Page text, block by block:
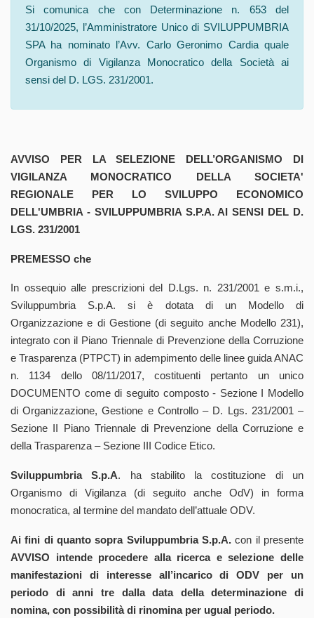
Si comunica che con Determinazione n. 653 del
31/10/2025, l’Amministratore Unico di SVILUPPUMBRIA
SPA ha nominato l’Avv. Carlo Geronimo Cardia quale
Organismo di Vigilanza Monocratico della Società ai
sensi del D. LGS. 231/2001.
AVVISO PER LA SELEZIONE DELL’ORGANISMO DI
VIGILANZA MONOCRATICO DELLA SOCIETA'
REGIONALE PER LO SVILUPPO ECONOMICO
DELL'UMBRIA - SVILUPPUMBRIA S.P.A. AI SENSI DEL D.
LGS. 231/2001
PREMESSO che
In ossequio alle prescrizioni del D.Lgs. n. 231/2001 e s.m.i.,
Sviluppumbria S.p.A. si è dotata di un Modello di
Organizzazione e di Gestione (di seguito anche Modello 231),
integrato con il Piano Triennale di Prevenzione della Corruzione
e Trasparenza (PTPCT) in adempimento delle linee guida ANAC
n. 1134 dello 08/11/2017, costituenti pertanto un unico
DOCUMENTO come di seguito composto - Sezione I Modello
di Organizzazione, Gestione e Controllo – D. Lgs. 231/2001 –
Sezione II Piano Triennale di Prevenzione della Corruzione e
della Trasparenza – Sezione III Codice Etico.
Sviluppumbria S.p.A. ha stabilito la costituzione di un
Organismo di Vigilanza (di seguito anche OdV) in forma
monocratica, al termine del mandato dell’attuale ODV.
Ai fini di quanto sopra Sviluppumbria S.p.A.con il presente
AVVISO
intende procedere alla ricerca e selezione delle
manifestazioni di interesse all’incarico di ODV per un
periodo di anni tre dalla data della determinazione di
nomina, con possibilità di rinomina per ugual periodo.